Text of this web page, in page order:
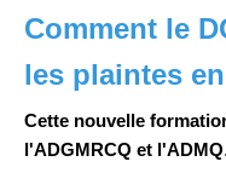
Comment le
les plaintes
Cette nouvelle
l'ADGMRCQ et l'ADMQ.